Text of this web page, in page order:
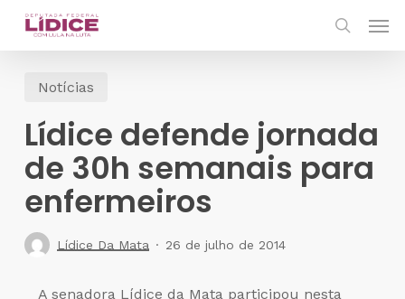
Skip
contentNotícias
Lídice defende jornada
de 30h semanais para
enfermeiros
Lídice Da Mata 26 de julho de 2014
A senadora Lídice da Mata participou nesta